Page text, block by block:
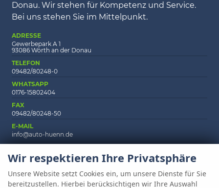
Donau. Wir stehen für Kompetenz und Service.
Bei uns stehen Sie im Mittelpunkt.
ADRESSE
Gewerbepark A 1
93086 Wörth an der Donau
TELEFON
09482/80248-0
WHATSAPP
0176-15802404
FAX
09482/80248-50
E-MAIL
info@auto-huenn.de
Anmelden Fragen & Antworten Impressum
AGB
Wir respektieren Ihre Privatsphäre
Unsere Website setzt Cookies ein, um unsere Dienste für Sie
bereitzustellen. Hierbei berücksichtigen wir Ihre Auswahl